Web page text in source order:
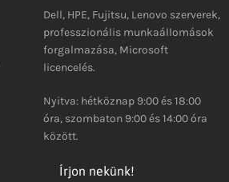
Dell, HPE, Fujitsu, Lenovo szerverek,
professzionális munkaállomások
forgalmazása, Microsoft
licencelés.
Nyitva: hétköznap 9:00 és 18:00
óra, szombaton 9:00 és 14:00 óra
között.
Írjon nekünk!